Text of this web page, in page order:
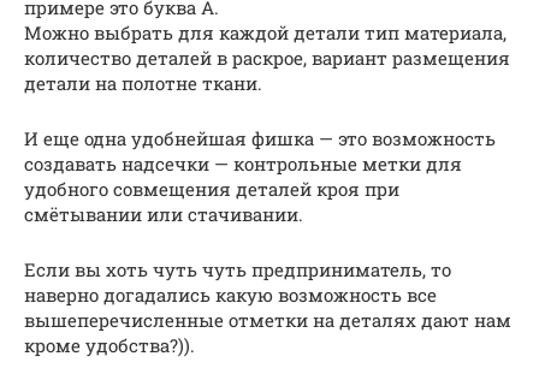
примере это буква А.
Можно выбрать для каждой детали тип материала,
количество деталей в раскрое, вариант размещения
детали на полотне ткани.
И еще одна удобнейшая фишка — это возможность
создавать надсечки — контрольные метки для
удобного совмещения деталей кроя при
смётывании или стачивании.
Если вы хоть чуть чуть предприниматель, то
наверно догадались какую возможность все
вышеперечисленные отметки на деталях дают нам
кроме удобства?)).